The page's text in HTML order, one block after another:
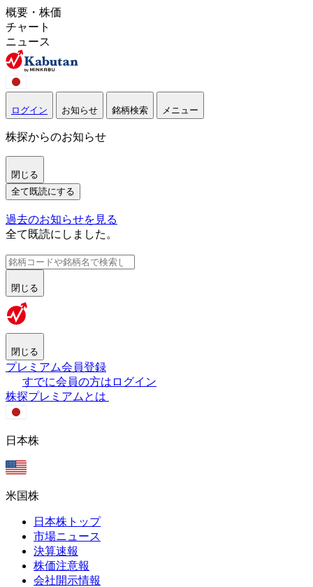
概要・株価
チャート
ニュース
ログイン お知らせ 銘柄検索 メニュー
株探からのお知らせ
閉じる
全て既読にする
過去のお知らせを見る
全て既読にしました。
閉じる
閉じる
プレミアム会員登録
すでに会員の方はログイン
株探プレミアムとは
日本株
米国株
日本株トップ
市場ニュース
決算速報
株価注意報
会社開示情報